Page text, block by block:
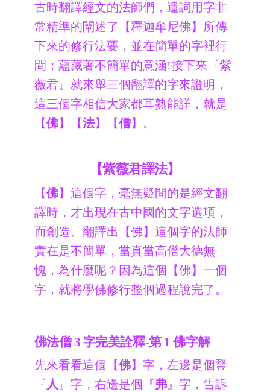
古時翻譯經文的法師們，遣詞用字非
常精準的闡述了【釋迦牟尼佛】所傳
下來的修行法要，並在簡單的字裡行
間；蘊藏著不簡單的意涵!接下來『紫
薇君』就來舉三個翻譯的字來證明，
這三個字相信大家都耳熟能詳，就是
【佛】【法】【僧】。
【紫薇君譯法】
【佛】這個字，毫無疑問的是經文翻
譯時，才出現在古中國的文字選項，
而創造、翻譯出【佛】這個字的法師
實在是不簡單，當真當高僧大德無
愧，為什麼呢？因為這個【佛】一個
字，就將學佛修行整個過程說完了。
佛法僧 3 字完美詮釋-第 1 佛字解
先來看看這個【佛】字，左邊是個豎
『 人 』字，右邊是個『弗』字，告訴